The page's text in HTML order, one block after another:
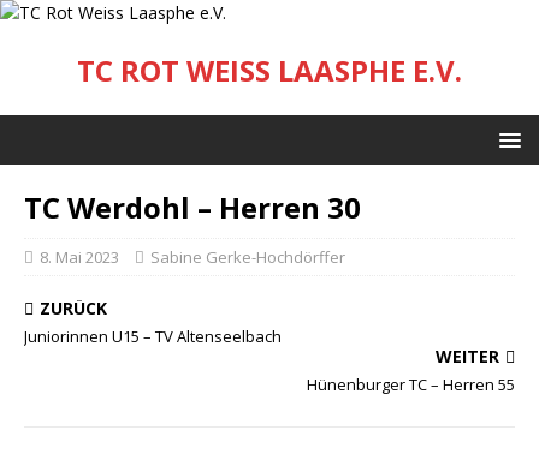
TC ROT WEISS LAASPHE E.V.
TC Werdohl – Herren 30
8. Mai 2023 Sabine Gerke-Hochdörffer
ZURÜCK
Juniorinnen U15 – TV Altenseelbach
WEITER
Hünenburger TC – Herren 55